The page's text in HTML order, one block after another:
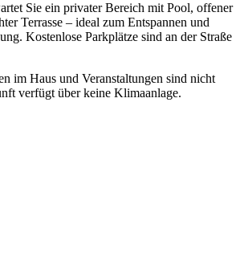
Sie ein privater Bereich mit Pool, offener
Terrasse – ideal zum Entspannen und
Kostenlose Parkplätze sind an der Straße
im Haus und Veranstaltungen sind nicht
verfügt über keine Klimaanlage.